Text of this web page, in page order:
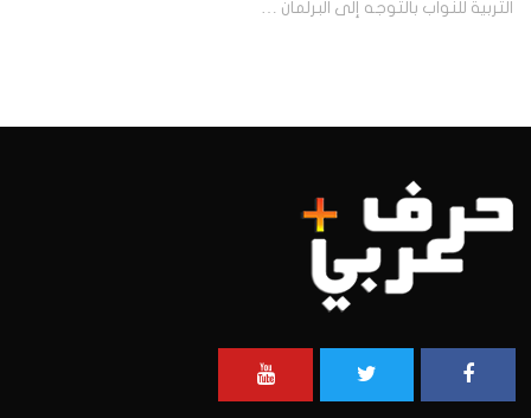
التربية للنواب بالتوجه إلى البرلمان …